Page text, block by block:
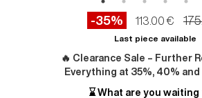
-35% 113.00 €
Last piece available
🔥 Clearance Sale – Further
Everything at 35%, 40% and
⌛ What are you waiting